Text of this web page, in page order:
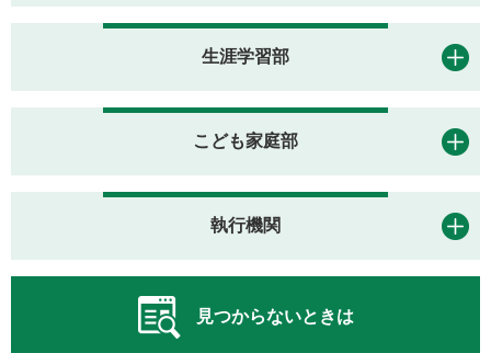
生涯学習部
こども家庭部
執行機関
見つからないときは